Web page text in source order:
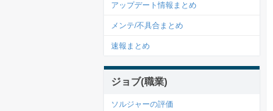
アップデート情報まとめ
メンテ/不具合まとめ
速報まとめ
ジョブ(職業)
ソルジャーの評価